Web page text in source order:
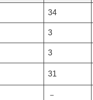
34
3
3
31
－